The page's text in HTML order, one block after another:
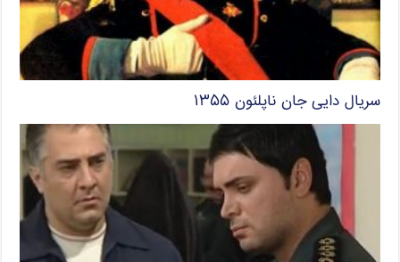
سریال دایی جان ناپلئون ۱۳۵۵